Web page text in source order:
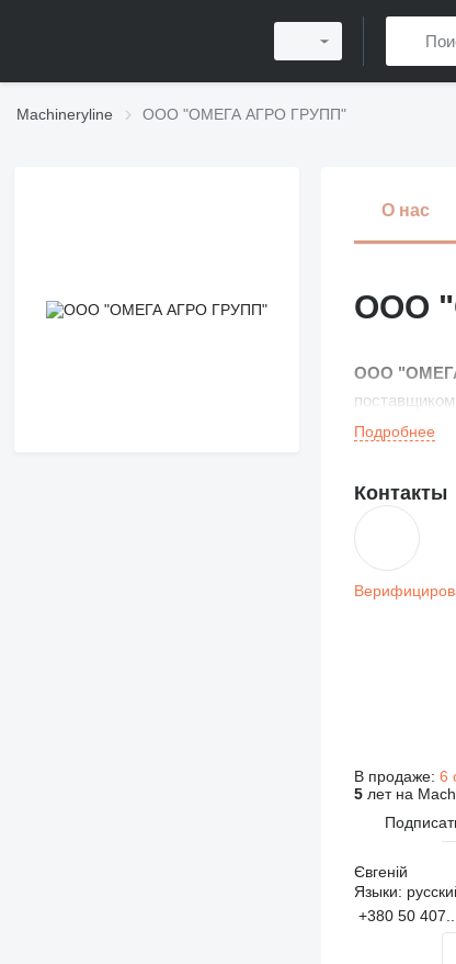
Machineryline ООО "ОМЕГА АГРО ГРУПП"
О нас
ООО
ООО
Подробнее
Контакты
В продаже: 6
5лет на
Євгеній
Языки:
+380 50 407...